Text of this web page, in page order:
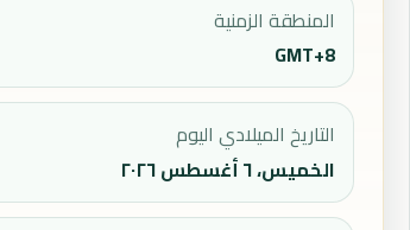
المنطقة الزمنية
GMT+8
التاريخ الميلادي اليوم
الخميس، ٦ أغسطس ٢٠٢٦